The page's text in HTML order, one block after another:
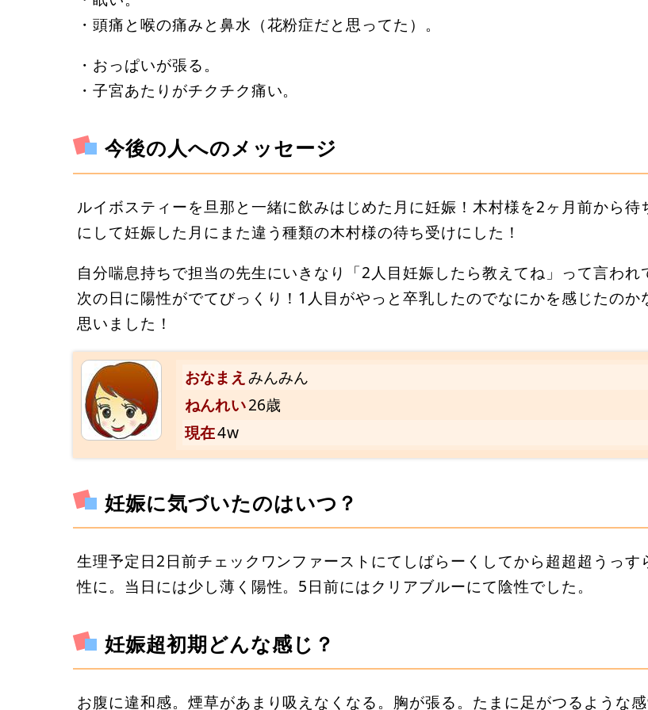
・頭痛と喉の痛みと鼻水（花粉症だと思ってた）。
・おっぱいが張る。
・子宮あたりがチクチク痛い。
今後の人へのメッセージ
ルイボスティーを旦那と一緒に飲みはじめた月に妊娠！木村様を2ヶ月前から待
にして妊娠した月にまた違う種類の木村様の待ち受けにした！
自分喘息持ちで担当の先生にいきなり「2人目妊娠したら教えてね」って言われ
次の日に陽性がでてびっくり！1人目がやっと卒乳したのでなにかを感じたのか
思いました！
おなまえ みんみん
ねんれい26歳
現在4w
妊娠に気づいたのはいつ？
生理予定日2日前チェックワンファーストにてしばらーくしてから超超超うっす
性に。当日には少し薄く陽性。5日前にはクリアブルーにて陰性でした。
妊娠超初期どんな感じ？
お腹に違和感。煙草があまり吸えなくなる。胸が張る。たまに足がつるような